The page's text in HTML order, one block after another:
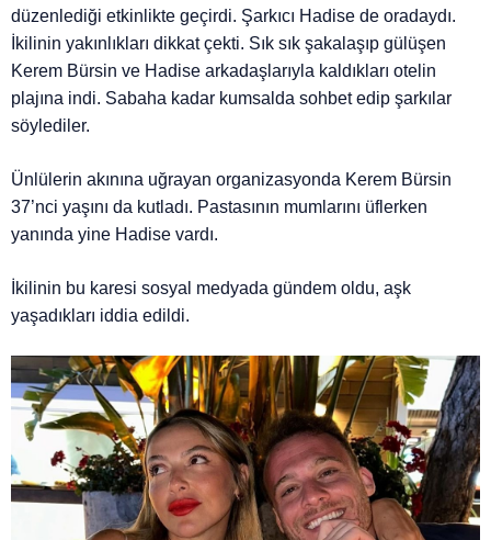
düzenlediği etkinlikte geçirdi. Şarkıcı Hadise de oradaydı.
İkilinin yakınlıkları dikkat çekti. Sık sık şakalaşıp gülüşen
Kerem Bürsin ve Hadise arkadaşlarıyla kaldıkları otelin
plajına indi. Sabaha kadar kumsalda sohbet edip şarkılar
söylediler.
Ünlülerin akınına uğrayan organizasyonda Kerem Bürsin
37’nci yaşını da kutladı. Pastasının mumlarını üflerken
yanında yine Hadise vardı.
İkilinin bu karesi sosyal medyada gündem oldu, aşk
yaşadıkları iddia edildi.